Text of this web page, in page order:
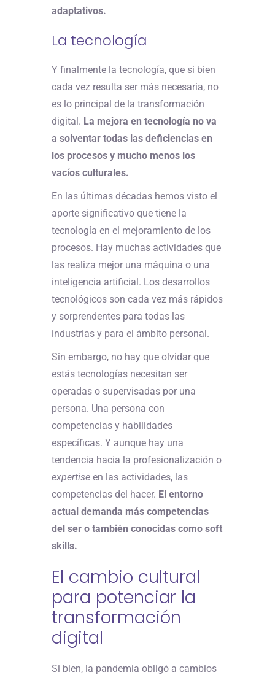
adaptativos.
La tecnología
Y finalmente la tecnología, que si bien
cada vez resulta ser más necesaria, no
es lo principal de la transformación
digital. La mejora en tecnología no va
a solventar todas las deficiencias en
los procesos y mucho menos los
vacíos culturales.
En las últimas décadas hemos visto el
aporte significativo que tiene la
tecnología en el mejoramiento de los
procesos. Hay muchas actividades que
las realiza mejor una máquina o una
inteligencia artificial. Los desarrollos
tecnológicos son cada vez más rápidos
y sorprendentes para todas las
industrias y para el ámbito personal.
Sin embargo, no hay que olvidar que
estás tecnologías necesitan ser
operadas o supervisadas por una
persona. Una persona con
competencias y habilidades
específicas. Y aunque hay una
tendencia hacia la profesionalización o
expertise en las actividades, las
competencias del hacer. El entorno
actual demanda más competencias
del ser o también conocidas como soft
skills.
El cambio cultural
para potenciar la
transformación
digital
Si bien, la pandemia obligó a cambios